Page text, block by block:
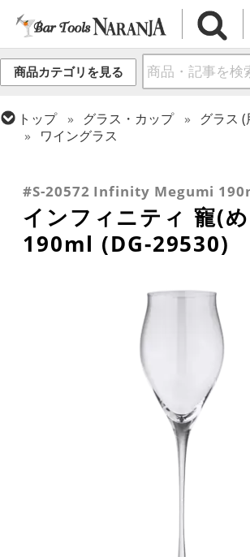
商品カテゴリを見る
トップ グラス・カップ
グラス
ワイングラス
カクテルグラス (140ml~199ml)
カクテルグラス (全サイズ)
#S-20572 Infinity Megumi
インフィニティ 寵(
190ml (DG-29530)